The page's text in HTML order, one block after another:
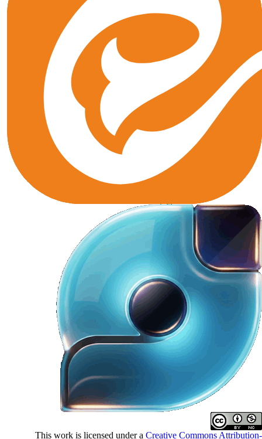
This work is licensed under aCreative Commons